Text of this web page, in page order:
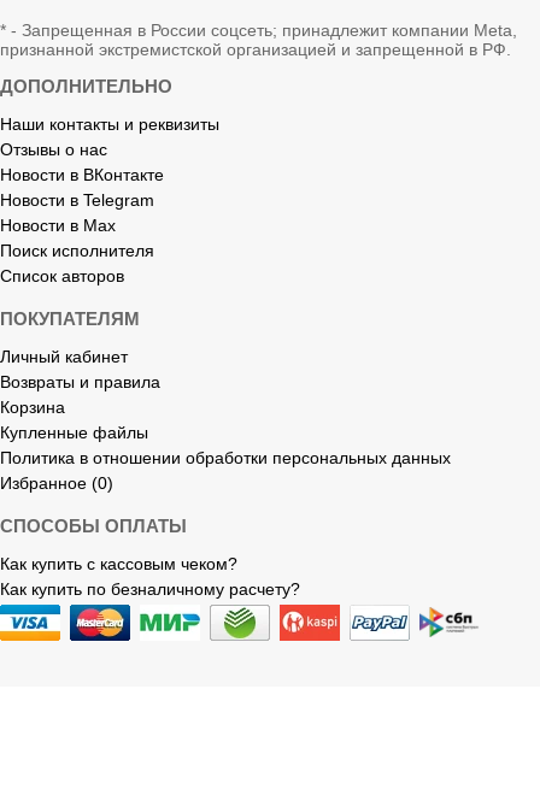
* - Запрещенная в России соцсеть; принадлежит компании Meta,
признанной экстремистской организацией и запрещенной в РФ.
ДОПОЛНИТЕЛЬНО
Наши контакты и реквизиты
Отзывы о нас
Новости в ВКонтакте
Новости в Telegram
Новости в Max
Поиск исполнителя
Список авторов
ПОКУПАТЕЛЯМ
Личный кабинет
Возвраты и правила
Корзина
Купленные файлы
Политика в отношении обработки персональных данных
Избранное (0)
СПОСОБЫ ОПЛАТЫ
Как купить с кассовым чеком?
Как купить по безналичному расчету?